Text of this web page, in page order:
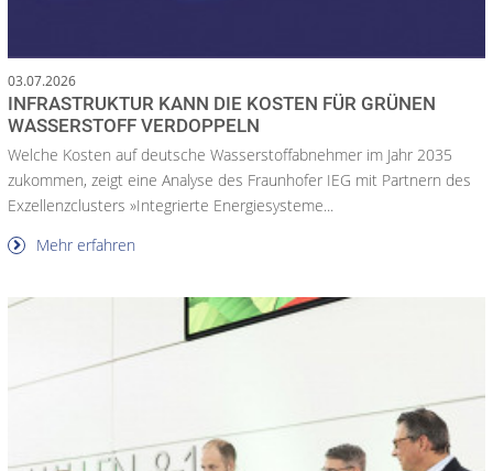
03.07.2026
INFRASTRUKTUR KANN DIE KOSTEN FÜR GRÜNEN
WASSERSTOFF VERDOPPELN
Welche Kosten auf deutsche Wasserstoffabnehmer im Jahr 2035
zukommen, zeigt eine Analyse des Fraunhofer IEG mit Partnern des
Exzellenzclusters »Integrierte Energiesysteme...
Mehr erfahren